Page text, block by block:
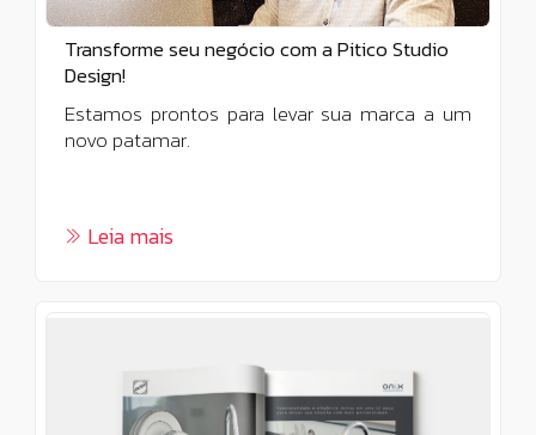
Transforme seu negócio com a Pitico Studio
Design!
Estamos prontos para levar sua marca a um
novo patamar.
Leia mais